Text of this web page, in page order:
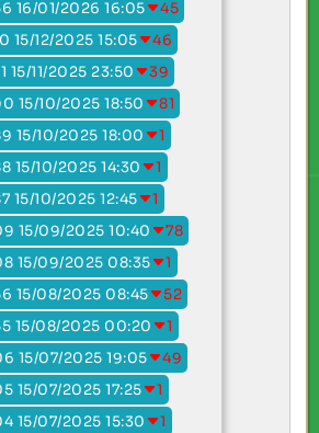
16/01/2026 16:05
45
15/12/2025 15:05
46
15/11/2025 23:50
39
15/10/2025 18:50
81
15/10/2025 18:00
1
15/10/2025 14:30
1
15/10/2025 12:45
1
15/09/2025 10:40
78
15/09/2025 08:35
1
15/08/2025 08:45
52
15/08/2025 00:20
1
15/07/2025 19:05
49
15/07/2025 17:25
1
15/07/2025 15:30
1